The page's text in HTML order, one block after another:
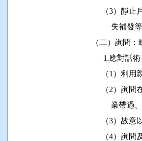
（3
（二）詢問
1.應對話術
（1
（2
                    業帶過。
（3）
（4